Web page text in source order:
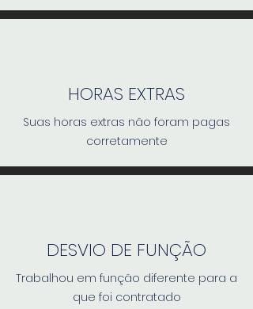
HORAS EXTRAS
Suas horas extras não foram pagas
corretamente
DESVIO DE FUNÇÃO
Trabalhou em função diferente para a
que foi contratado